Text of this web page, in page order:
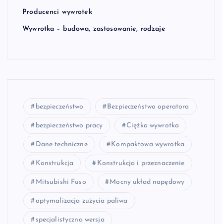
Producenci wywrotek
Wywrotka – budowa, zastosowanie, rodzaje
bezpieczeństwo Bezpieczeństwo operatora
bezpieczeństwo pracy Ciężka wywrotka
Dane techniczne Kompaktowa wywrotka
Konstrukcja Konstrukcja i przeznaczenie
Mitsubishi Fuso Mocny układ napędowy
optymalizacja zużycia paliwa
specjalistyczna wersja